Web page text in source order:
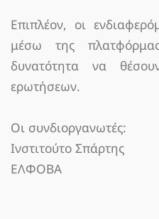
Επιπλέον, οι
μέσω της
δυνατότητα να
ερωτήσεων.
Οι συνδιοργανωτές:
Ινστιτούτο Σπάρτης
ΕΛΦΟΒΑ